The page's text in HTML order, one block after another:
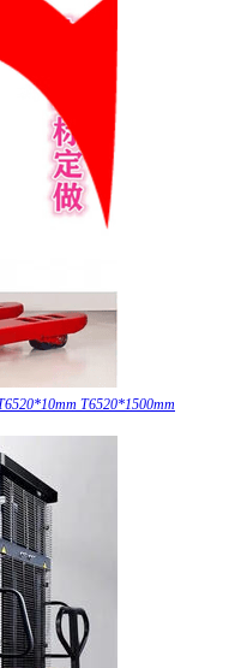
T6520*1500mm